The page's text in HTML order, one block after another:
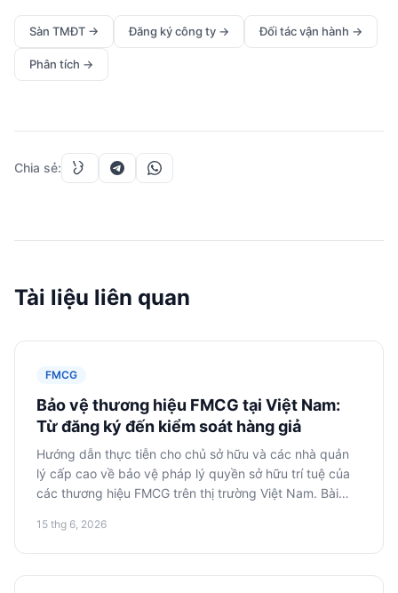
Sàn TMĐT → Đăng ký công ty → Đối tác vận hành →
Phân tích →
Chia sẻ:
Tài liệu liên quan
FMCG
Bảo vệ thương hiệu FMCG tại Việt Nam:
Từ đăng ký đến kiểm soát hàng giả
Hướng dẫn thực tiễn cho chủ sở hữu và các nhà quản
lý cấp cao về bảo vệ pháp lý quyền sở hữu trí tuệ của
các thương hiệu FMCG trên thị trường Việt Nam. Bài
và chống hàng giả.
15 thg 6, 2026